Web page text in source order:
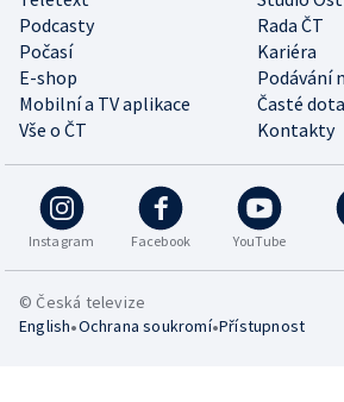
Podcasty
Rada ČT
Počasí
Kariéra
E-shop
Podávání
Mobilní a TV aplikace
Časté
Vše o ČT
Kontakty
Instagram Facebook YouTube
© Česká televize
English•Ochrana soukromí•Přístupnost